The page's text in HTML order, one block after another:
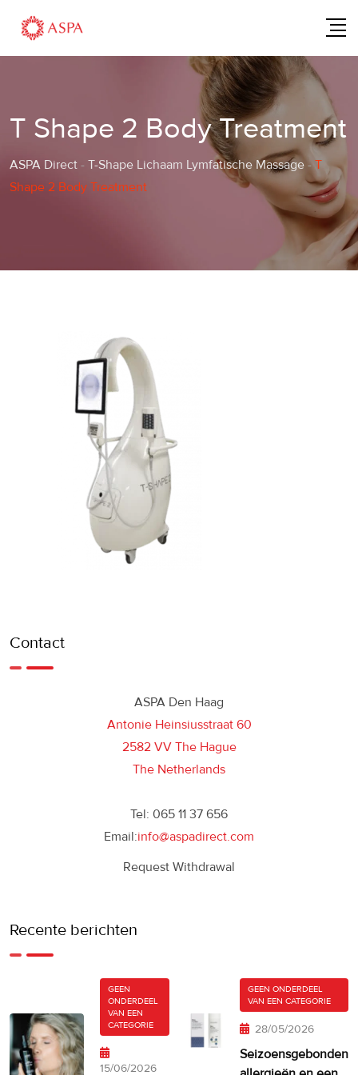
content
T Shape 2 Body Treatment
ASPA Direct - T-Shape Lichaam Lymfatische Massage -T
Shape 2 Body Treatment
Contact
ASPA Den Haag
Antonie Heinsiusstraat 60
2582 VV The Hague
The Netherlands
Tel: 065 11 37 656
Email:info@aspadirect.com
Request Withdrawal
Recente berichten
GEEN
ONDERDEEL
VAN EEN
CATEGORIE
15/06/2026
GEEN ONDERDEEL
VAN EEN CATEGORIE
28/05/2026
Seizoensgebonden